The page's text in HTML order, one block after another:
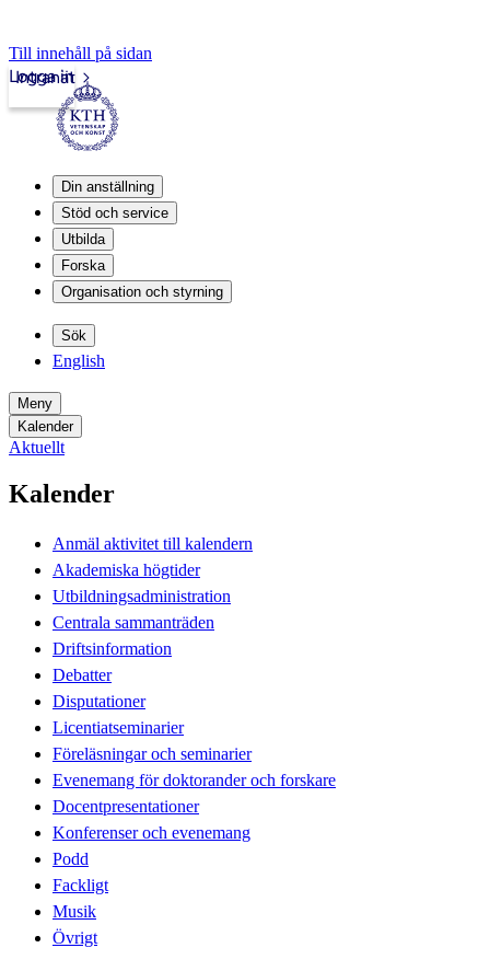
Till innehåll på sidan
Intranät
Logga in
Din anställning
Stöd och service
Utbilda
Forska
Organisation och styrning
Sök
English
Meny
Kalender
Aktuellt
Kalender
Anmäl aktivitet till kalendern
Akademiska högtider
Utbildningsadministration
Centrala sammanträden
Driftsinformation
Debatter
Disputationer
Licentiatseminarier
Föreläsningar och seminarier
Evenemang för doktorander och forskare
Docentpresentationer
Konferenser och evenemang
Podd
Fackligt
Musik
Övrigt